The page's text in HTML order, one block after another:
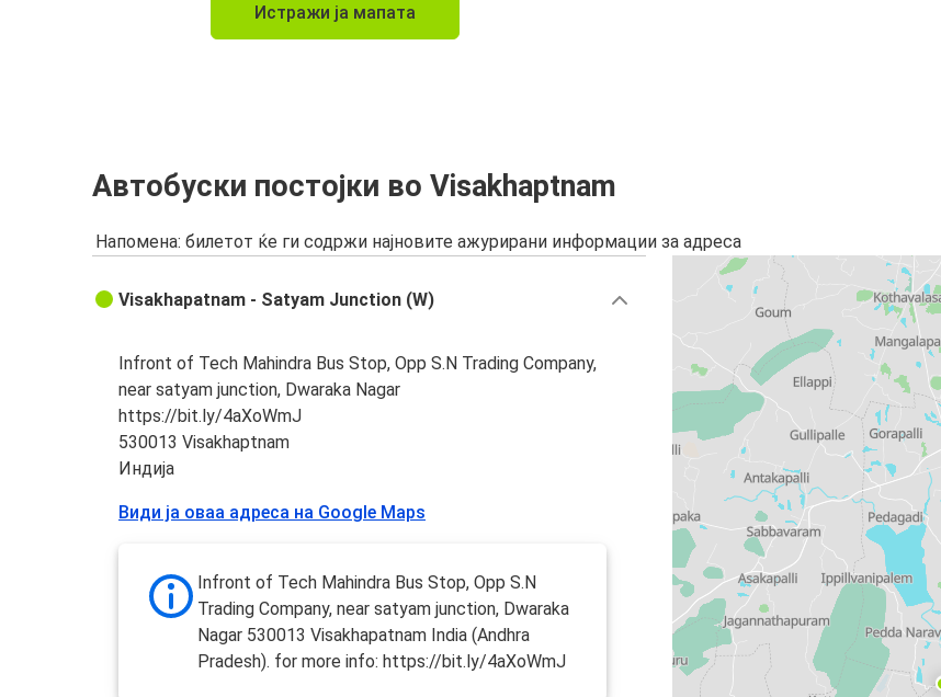
Истражи ја мапата
Автобуски постојки во Visakhaptnam
Напомена: билетот ќе ги содржи најновите ажурирани информации за адреса
Visakhapatnam - Satyam Junction (W)
Infront of Tech Mahindra Bus Stop, Opp S.N Trading Company,
near satyam junction, Dwaraka Nagar
https://bit.ly/4aXoWmJ
530013 Visakhaptnam
Индија
Види ја оваа адреса на Google Maps
Infront of Tech Mahindra Bus Stop, Opp S.N
Trading Company, near satyam junction, Dwaraka
Nagar 530013 Visakhapatnam India (Andhra
Pradesh). for more info: https://bit.ly/4aXoWmJ